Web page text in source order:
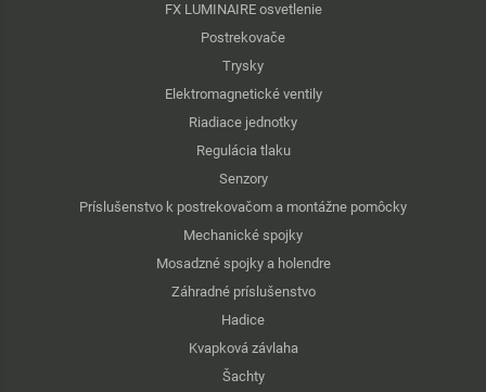
FX LUMINAIRE osvetlenie
Postrekovače
Trysky
Elektromagnetické ventily
Riadiace jednotky
Regulácia tlaku
Senzory
Príslušenstvo k postrekovačom a montážne pomôcky
Mechanické spojky
Mosadzné spojky a holendre
Záhradné príslušenstvo
Hadice
Kvapková závlaha
Šachty